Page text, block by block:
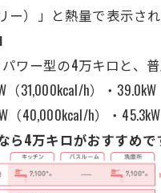
ー）」と熱量で表示され
ワー型の4万キロと、
（31,000kcal/h）・
（40,000kcal/h）・
4万キロがおすすめで